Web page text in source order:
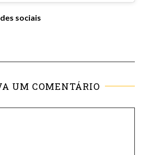
sociais
UM COMENTÁRIO